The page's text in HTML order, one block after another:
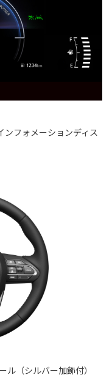
フォメーションディス
（シルバー加飾付）